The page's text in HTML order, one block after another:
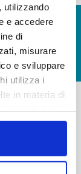
utilizzando
e accedere
di
misurare
e sviluppare
utilizza i
in materia di
qualsiasi
clic
SERVIZIO
NOI